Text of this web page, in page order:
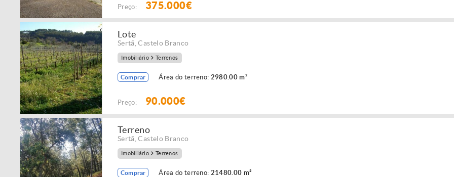
Preço: 375.000€
Lote
Sertã ,Castelo Branco
Imobiliário Terrenos
Comprar Área do terreno: 2980.00 m²
Preço: 90.000€
Terreno
Sertã ,Castelo Branco
Imobiliário Terrenos
Comprar Área do terreno: 21480.00 m²